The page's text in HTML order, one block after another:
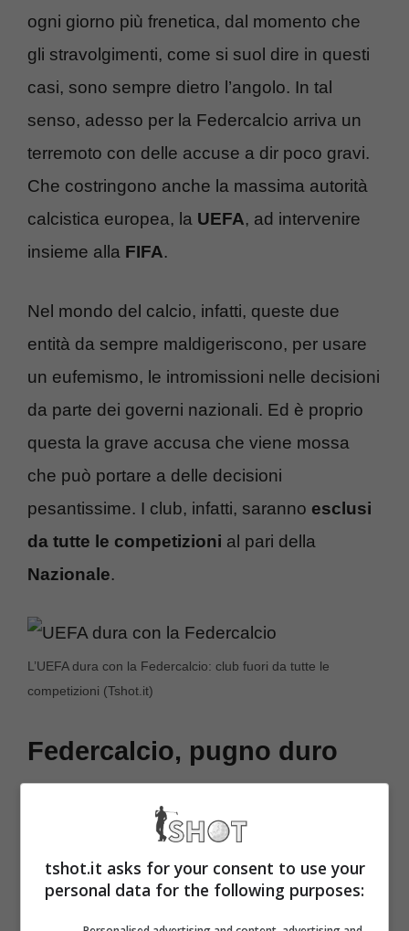
ogni giorno più frenetica, dal momento che
gli stravolgimenti, come si suol dire in questi
casi, sono sempre dietro l’angolo. In tal
senso, adesso per la Federcalcio arriva un
terremoto con delle accuse a dir poco gravi.
Che costringono anche la massima autorità
calcistica europea, la UEFA, ad intervenire
insieme alla FIFA.
Nel mondo del calcio, infatti, queste due
entità da sempre maldigeriscono, per usare
un eufemismo, le intromissioni nelle decisioni
da parte dei governi nazionali. Ed è proprio
questa la grave accusa che viene mossa
che può portare a delle decisioni
pesantissime. I club, infatti, saranno esclusi
da tutte le competizioni al pari della
Nazionale.
L’UEFA dura con la Federcalcio: club fuori da tutte le
competizioni (Tshot.it)
Federcalcio, pugno duro
UEFA: club fuori da tutto
Le accuse, come detto, sono a dir poco
gravi, come pesanti potrebbero essere le
tshot.it asks for your consent to use your
personal data for the following purposes: